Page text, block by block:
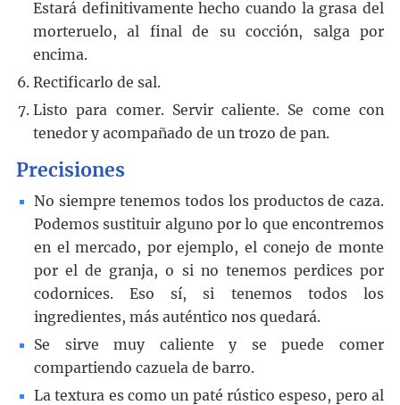
Estará definitivamente hecho cuando la grasa del
morteruelo, al final de su cocción, salga por
encima.
Rectificarlo de sal.
Listo para comer. Servir caliente. Se come con
tenedor y acompañado de un trozo de pan.
Precisiones
No siempre tenemos todos los productos de caza.
Podemos sustituir alguno por lo que encontremos
en el mercado, por ejemplo, el conejo de monte
por el de granja, o si no tenemos perdices por
codornices. Eso sí, si tenemos todos los
ingredientes, más auténtico nos quedará.
Se sirve muy caliente y se puede comer
compartiendo cazuela de barro.
La textura es como un paté rústico espeso, pero al